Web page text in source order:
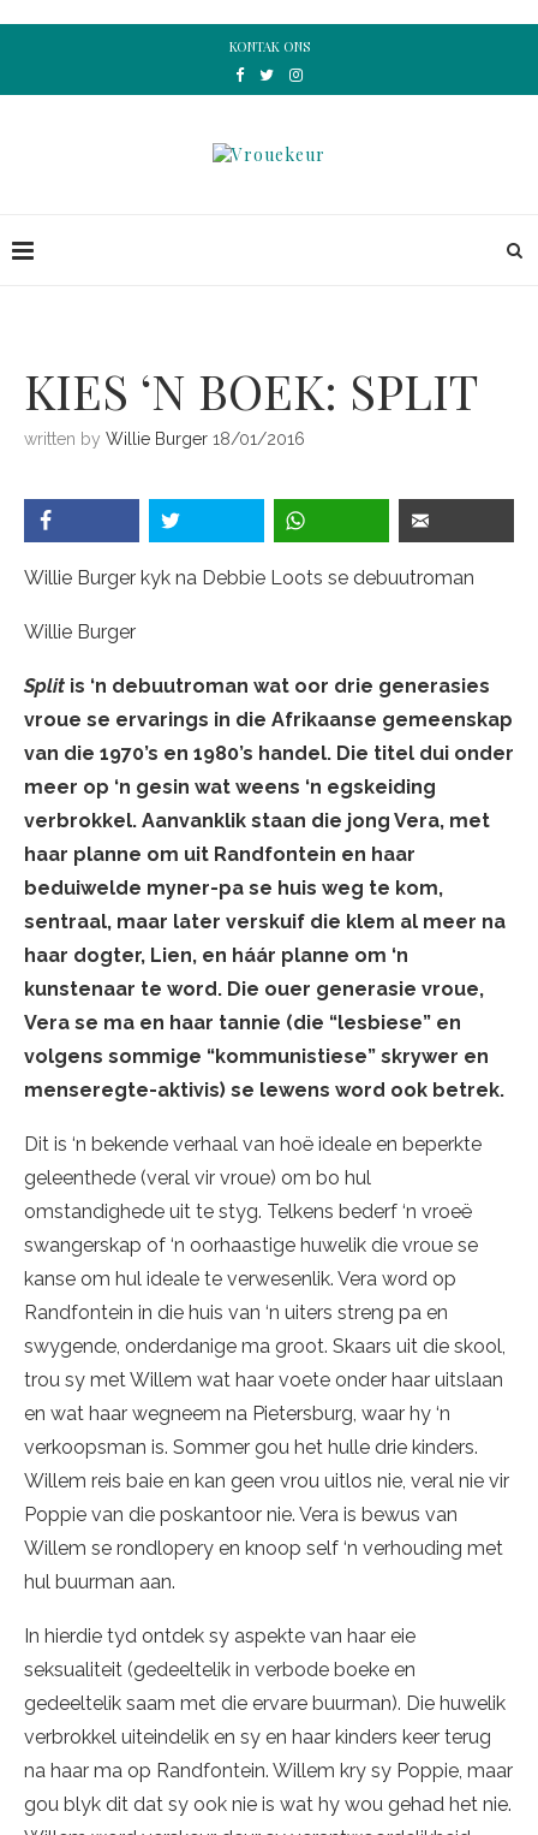
KONTAK ONS
KIES ‘N BOEK: SPLIT
written by Willie Burger 18/01/2016
Willie Burger kyk na Debbie Loots se debuutroman
Willie Burger
Split is ‘n debuutroman wat oor drie generasies
vroue se ervarings in die Afrikaanse gemeenskap
van die 1970’s en 1980’s handel. Die titel dui onder
meer op ‘n gesin wat weens ‘n egskeiding
verbrokkel. Aanvanklik staan die jong Vera, met
haar planne om uit Randfontein en haar
beduiwelde myner-pa se huis weg te kom,
sentraal, maar later verskuif die klem al meer na
haar dogter, Lien, en háár planne om ‘n
kunstenaar te word. Die ouer generasie vroue,
Vera se ma en haar tannie (die “lesbiese” en
volgens sommige “kommunistiese” skrywer en
menseregte-aktivis) se lewens word ook betrek.
Dit is ‘n bekende verhaal van hoë ideale en beperkte
geleenthede (veral vir vroue) om bo hul
omstandighede uit te styg. Telkens bederf ‘n vroeë
swangerskap of ‘n oorhaastige huwelik die vroue se
kanse om hul ideale te verwesenlik. Vera word op
Randfontein in die huis van ‘n uiters streng pa en
swygende, onderdanige ma groot. Skaars uit die skool,
trou sy met Willem wat haar voete onder haar uitslaan
en wat haar wegneem na Pietersburg, waar hy ‘n
verkoopsman is. Sommer gou het hulle drie kinders.
Willem reis baie en kan geen vrou uitlos nie, veral nie vir
Poppie van die poskantoor nie. Vera is bewus van
Willem se rondlopery en knoop self ‘n verhouding met
hul buurman aan.
In hierdie tyd ontdek sy aspekte van haar eie
seksualiteit (gedeeltelik in verbode boeke en
gedeeltelik saam met die ervare buurman). Die huwelik
verbrokkel uiteindelik en sy en haar kinders keer terug
na haar ma op Randfontein. Willem kry sy Poppie, maar
gou blyk dit dat sy ook nie is wat hy wou gehad het nie.